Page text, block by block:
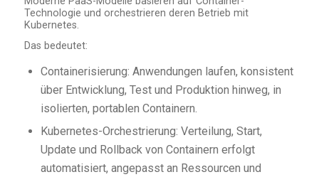
Technologie und orchestrieren deren Betrieb mit
Kubernetes.
Das bedeutet:
Containerisierung: Anwendungen laufen, konsistent
über Entwicklung, Test und Produktion hinweg, in
isolierten, portablen Containern.
Kubernetes-Orchestrierung: Verteilung, Start,
Update und Rollback von Containern erfolgt
automatisiert, angepasst an Ressourcen und